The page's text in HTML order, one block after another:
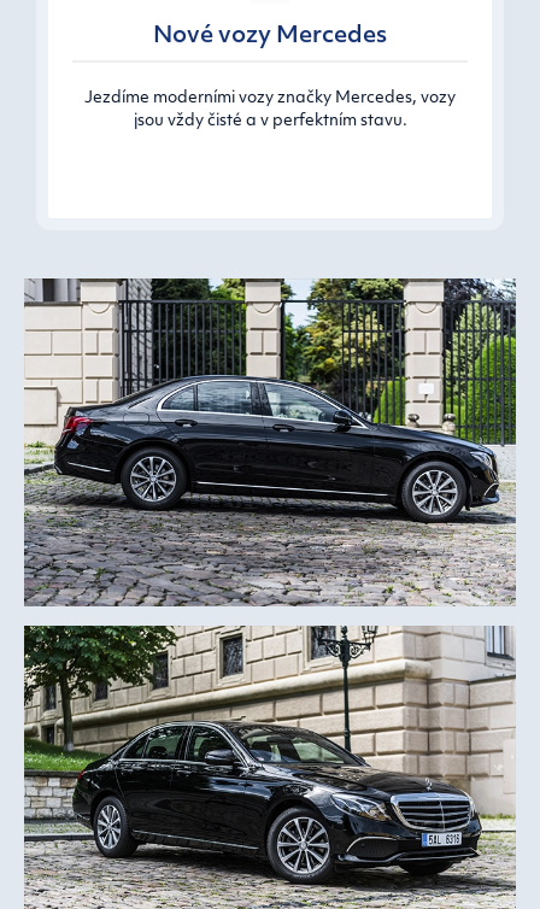
Nové vozy Mercedes
Jezdíme moderními vozy značky Mercedes, vozy
jsou vždy čisté a v perfektním stavu.